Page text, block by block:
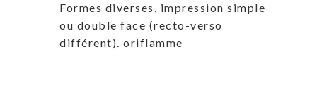
Formes diverses, impression simple
ou double face (recto-verso
différent). oriflamme